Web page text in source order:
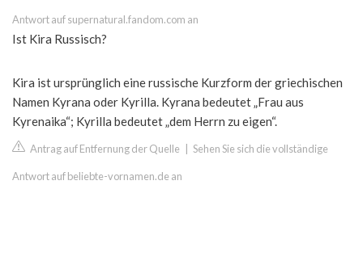
Antwort auf supernatural.fandom.com an
Ist Kira Russisch?
Kira ist ursprünglich eine russische Kurzform der griechischen
Namen Kyrana oder Kyrilla. Kyrana bedeutet „Frau aus
Kyrenaika“; Kyrilla bedeutet „dem Herrn zu eigen“.
Antrag auf Entfernung der Quelle Sehen Sie sich die vollständige
Antwort auf beliebte-vornamen.de an